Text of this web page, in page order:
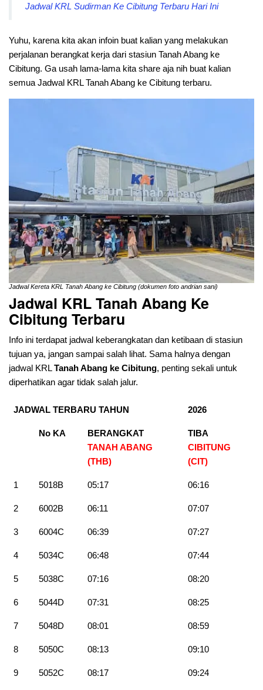
Jadwal KRL Sudirman Ke Cibitung Terbaru Hari Ini
Yuhu, karena kita akan infoin buat kalian yang melakukan
perjalanan berangkat kerja dari stasiun Tanah Abang ke
Cibitung. Ga usah lama-lama kita share aja nih buat kalian
semua Jadwal KRL Tanah Abang ke Cibitung terbaru.
Jadwal Kereta KRL Tanah Abang ke Cibitung (dokumen foto andrian sani)
Jadwal KRL Tanah Abang Ke
Cibitung Terbaru
Info ini terdapat jadwal keberangkatan dan ketibaan di stasiun
tujuan ya, jangan sampai salah lihat. Sama halnya dengan
jadwal KRLTanah Abang ke Cibitung, penting sekali untuk
diperhatikan agar tidak salah jalur.
JADWAL TERBARU TAHUN 2026
No KA
BERANGKAT
TANAH ABANG
(THB)
TIBA
CIBITUNG
(CIT)
1 5018B 05:17 06:16
2 6002B 06:11 07:07
3 6004C 06:39 07:27
4 5034C 06:48 07:44
5 5038C 07:16 08:20
6 5044D 07:31 08:25
7 5048D 08:01 08:59
8 5050C 08:13 09:10
9 5052C 08:17 09:24